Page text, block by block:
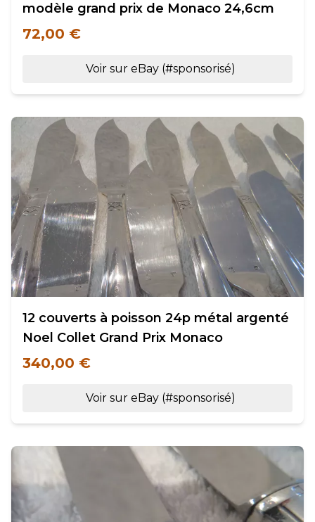
modèle grand prix de Monaco 24,6cm
72,00 €
Voir sur eBay (#sponsorisé)
12 couverts à poisson 24p métal argenté
Noel Collet Grand Prix Monaco
340,00 €
Voir sur eBay (#sponsorisé)